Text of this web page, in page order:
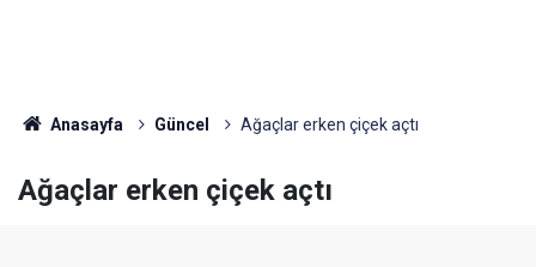
Anasayfa Güncel Ağaçlar erken çiçek açtı
Ağaçlar erken çiçek açtı